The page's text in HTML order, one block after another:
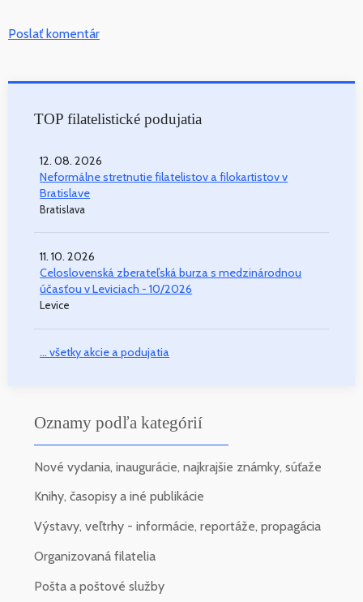
Poslať komentár
TOP filatelistické podujatia
12. 08. 2026
Neformálne stretnutie filatelistov a filokartistov v
Bratislave
Bratislava
11. 10. 2026
Celoslovenská zberateľská burza s medzinárodnou
účasťou v Leviciach - 10/2026
Levice
... všetky akcie a podujatia
Oznamy podľa kategórií
Nové vydania, inaugurácie, najkrajšie známky, súťaže
Knihy, časopisy a iné publikácie
Výstavy, veľtrhy - informácie, reportáže, propagácia
Organizovaná filatelia
Pošta a poštové služby